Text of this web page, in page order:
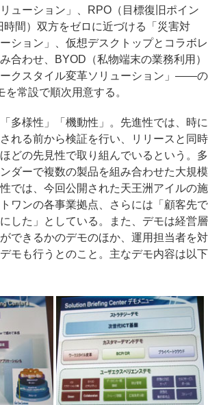
ューション」、RPO（目標復旧ポイン
時間）双方をゼロに近づける「災害対
ション」、仮想デスクトップとコラボレ
合わせ、BYOD（私物端末の業務利用）
クスタイル変革ソリューション」――の
常設で順次用意する。
多様性」「機動性」。先進性では、時に
れる前から検証を行い、リリースと同時
どの先見性で取り組んでいるという。多
ダーで複数の製品を組み合わせた大規模
では、今回公開された天王洲アイルの施
ワンの各事業拠点、さらには「顧客先で
した」としている。また、デモは経営層
できるかのデモのほか、運用担当者を対
モも行うとのこと。主なデモ内容は以下